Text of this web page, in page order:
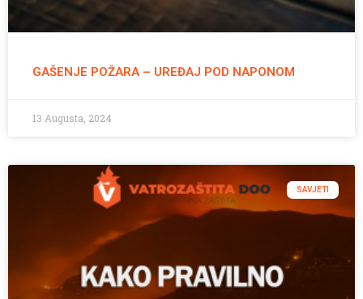
GAŠENJE POŽARA – UREĐAJ POD NAPONOM
13 Augusta, 2024
SAVJETI